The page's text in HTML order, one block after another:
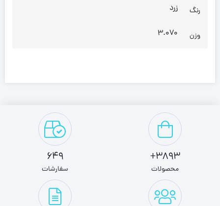
رنگ زرد
وزن 3.070
3893+
محصولات
649
سفارشات